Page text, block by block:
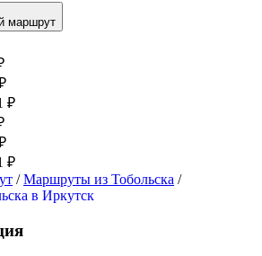
маршрут
₽
₽
/Маршруты из Тобольска /
в Иркутск